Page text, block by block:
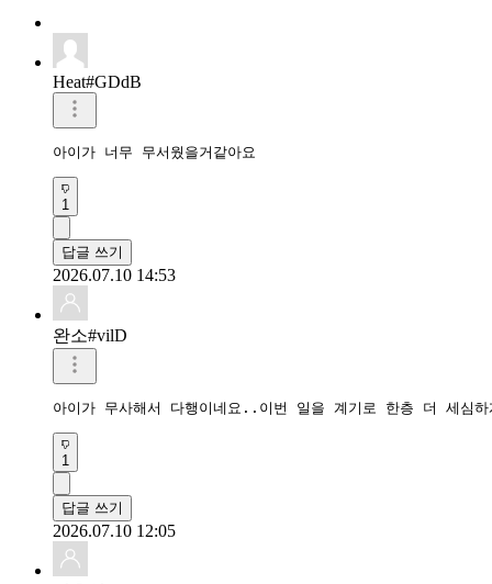
Heat#GDdB
아이가 너무 무서웠을거같아요
1
답글 쓰기
2026.07.10 14:53
완소#vilD
아이가 무사해서 다행이네요..이번 일을 계기로 한층 더 세심하
1
답글 쓰기
2026.07.10 12:05